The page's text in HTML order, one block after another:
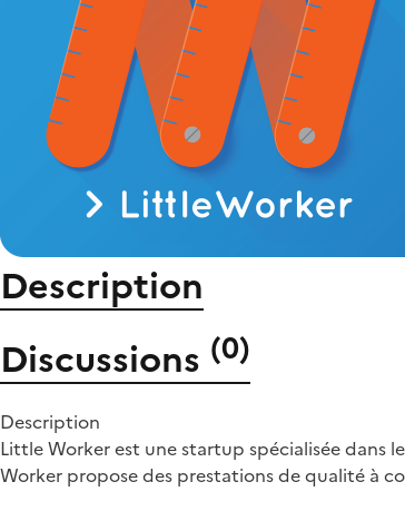
Description
Discussions (0)
Description
Little Worker est une startup spécialisée dans
Worker propose des prestations de qualité à